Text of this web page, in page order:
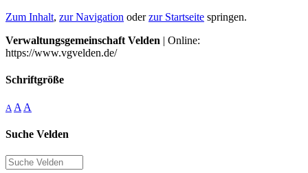
Zum Inhalt, zur Navigation oderzur Startseite springen.
Verwaltungsgemeinschaft Velden | Online:
https://www.vgvelden.de/
Schriftgröße
A A A
Suche Velden